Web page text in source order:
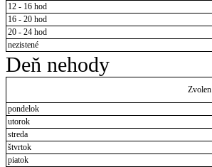
12 - 16 hod
16 - 20 hod
20 - 24 hod
nezistené
Deň nehody
Zvolen
pondelok
utorok
streda
štvrtok
piatok